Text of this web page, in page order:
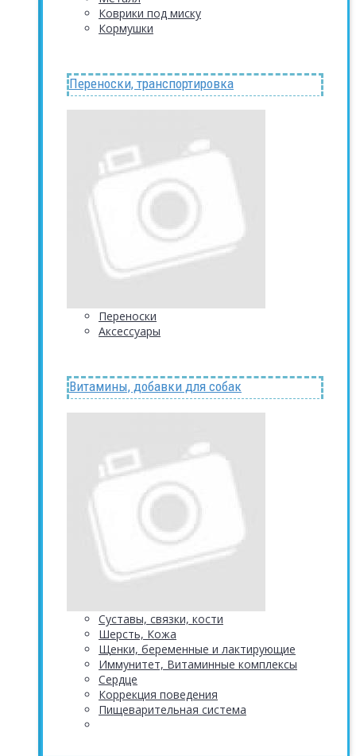
Коврики под миску
Кормушки
Переноски, транспортировка
Переноски
Аксессуары
Витамины, добавки для собак
Суставы, связки, кости
Шерсть, Кожа
Щенки, беременные и лактирующие
Иммунитет, Витаминные комплексы
Сердце
Коррекция поведения
Пищеварительная система